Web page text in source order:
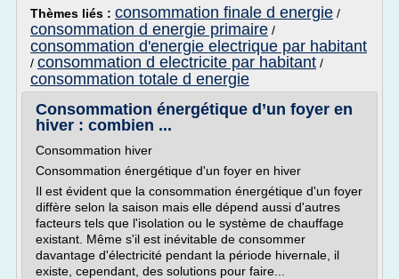
Thèmes liés : consommation finale d energie /
consommation d energie primaire /
consommation d'energie electrique par habitant
/ consommation d electricite par habitant /
consommation totale d energie
Consommation énergétique d’un foyer en
hiver : combien ...
Consommation hiver
Consommation énergétique d'un foyer en hiver
Il est évident que la consommation énergétique d'un foyer
diffère selon la saison mais elle dépend aussi d'autres
facteurs tels que l'isolation ou le système de chauffage
existant. Même s'il est inévitable de consommer
davantage d'électricité pendant la période hivernale, il
existe, cependant, des solutions pour faire...